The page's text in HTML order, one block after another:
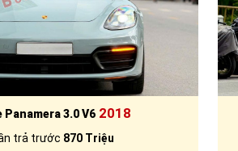
Panamera 3.0 V6 2018
trả trước 870 Triệu